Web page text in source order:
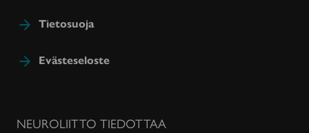
Tietosuoja
Evästeseloste
NEUROLIITTO TIEDOTTAA